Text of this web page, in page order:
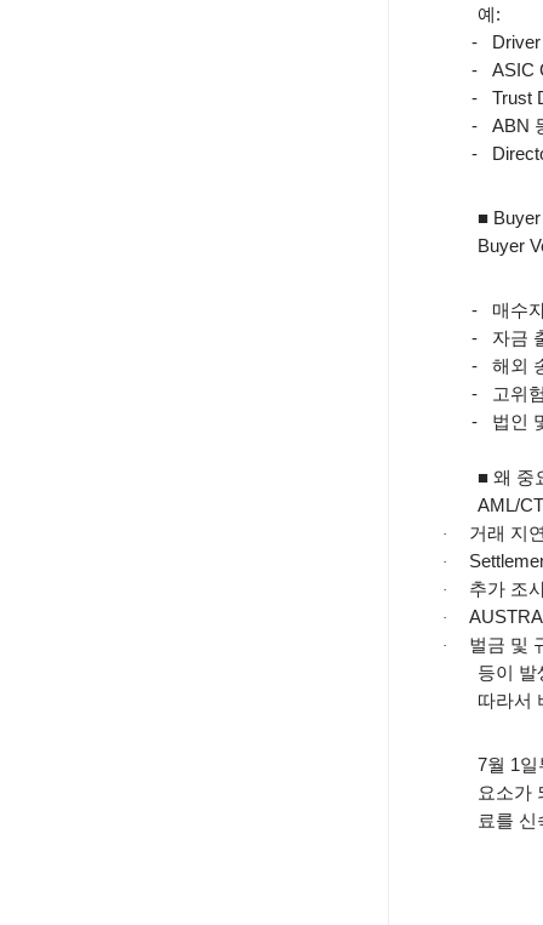
예 :
-
-
ASIC
-
Trust
-
ABN
-
■
Buyer
-
매수
-
자금
-
해외
-
고위
-
법인
■왜 중
AML/
· 거래 지연
·
· 추가 조
·
·
벌금 및
등이 발
따라서
7월 1일
요소가
료를